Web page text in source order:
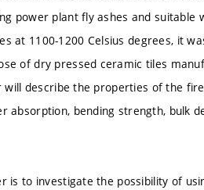
power plant fly ashes and
at 1100-1200 Celsius degrees, it
of dry pressed ceramic tiles
will describe the properties of the
absorption, bending strength, bulk
is to investigate the possibility of